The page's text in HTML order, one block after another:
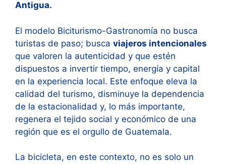
Antigua.
El modelo Biciturismo-Gastronomía no busca
turistas de paso; busca viajeros intencionales
que valoren la autenticidad y que estén
dispuestos a invertir tiempo, energía y capital
en la experiencia local. Este enfoque eleva la
calidad del turismo, disminuye la dependencia
de la estacionalidad y, lo más importante,
regenera el tejido social y económico de una
región que es el orgullo de Guatemala.
La bicicleta, en este contexto, no es solo un